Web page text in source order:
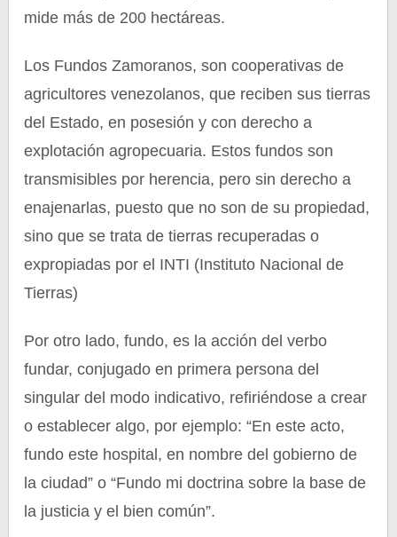
mide más de 200 hectáreas.
Los Fundos Zamoranos, son cooperativas de
agricultores venezolanos, que reciben sus tierras
del Estado, en posesión y con derecho a
explotación agropecuaria. Estos fundos son
transmisibles por herencia, pero sin derecho a
enajenarlas, puesto que no son de su propiedad,
sino que se trata de tierras recuperadas o
expropiadas por el INTI (Instituto Nacional de
Tierras)
Por otro lado, fundo, es la acción del verbo
fundar, conjugado en primera persona del
singular del modo indicativo, refiriéndose a crear
o establecer algo, por ejemplo: “En este acto,
fundo este hospital, en nombre del gobierno de
la ciudad” o “Fundo mi doctrina sobre la base de
la justicia y el bien común”.